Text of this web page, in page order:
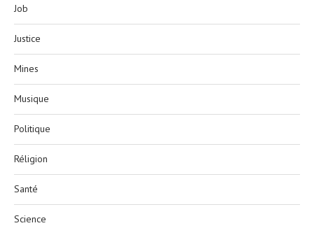
Job
Justice
Mines
Musique
Politique
Réligion
Santé
Science